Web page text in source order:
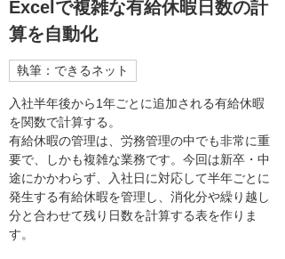
Excelで複雑な有給休暇日数の計
算を自動化
執筆：できるネット
入社半年後から1年ごとに追加される有給休暇
を関数で計算する。
有給休暇の管理は、労務管理の中でも非常に重
要で、しかも複雑な業務です。今回は新卒・中
途にかかわらず、入社日に対応して半年ごとに
発生する有給休暇を管理し、消化分や繰り越し
分と合わせて残り日数を計算する表を作りま
す。